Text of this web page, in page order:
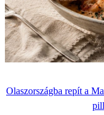
Olaszországba repít a